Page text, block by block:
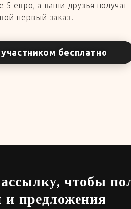
5 евро, а ваши друзья получат
первый заказ.
бесплатно
чтобы
и предложения